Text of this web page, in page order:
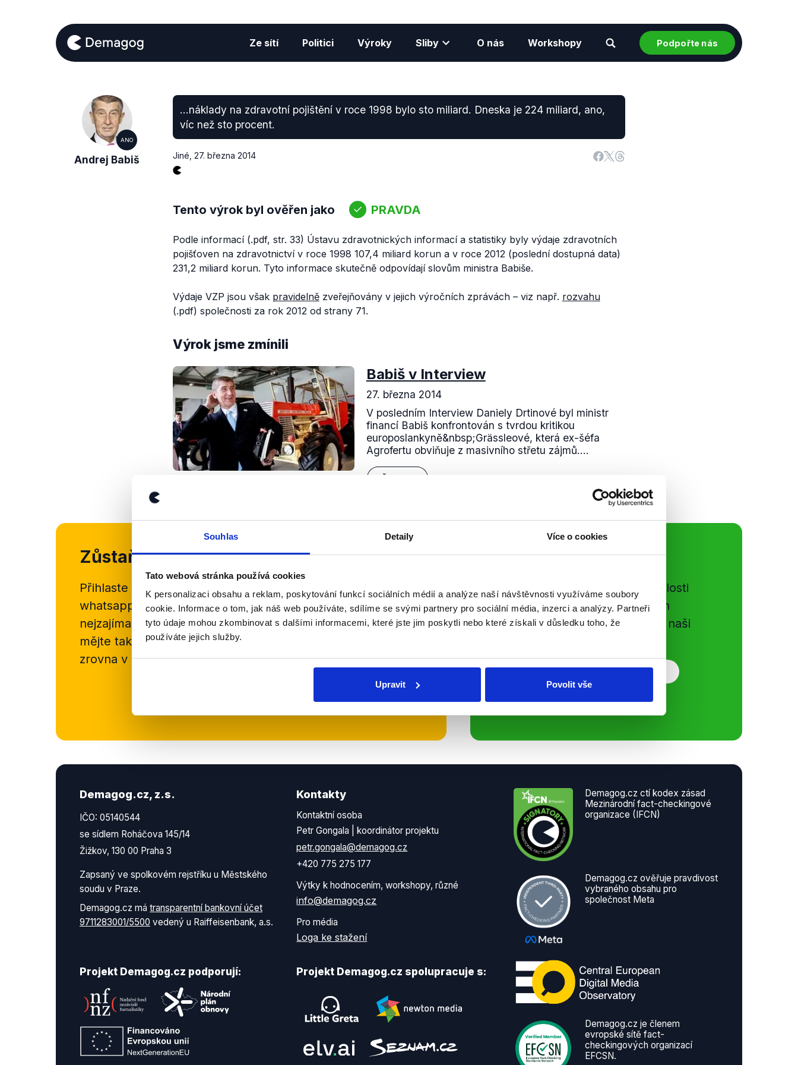
Souhlas Detaily Více o cookies
Tato webová stránka používá cookies
K personalizaci obsahu a reklam, poskytování funkcí sociálních médií a analýze naší návštěvnosti využíváme soubory
cookie. Informace o tom, jak náš web používáte, sdílíme se svými partnery pro sociální média, inzerci a analýzy. Partneři
tyto údaje mohou zkombinovat s dalšími informacemi, které jste jim poskytli nebo které získali v důsledku toho, že
používáte jejich služby.
Upravit Povolit vše
Ze sítí Politici Výroky Sliby O nás Workshopy Podpořte nás
ANO
Andrej Babiš
...náklady na zdravotní pojištění v roce 1998 bylo sto miliard. Dneska je 224 miliard, ano,
víc než sto procent.
Jiné 27. března 2014
Tento výrok byl ověřen jako PRAVDA
Podle informací (.pdf, str. 33) Ústavu zdravotnických informací a statistiky byly výdaje zdravotních
pojišťoven na zdravotnictví v roce 1998 107,4 miliard korun a v roce 2012 (poslední dostupná data)
231,2 miliard korun. Tyto informace skutečně odpovídají slovům ministra Babiše.
Výdaje VZP jsou však pravidelnězveřejňovány v jejich výročních zprávách – viz např. rozvahu
(.pdf) společnosti za rok 2012 od strany 71.
Výrok jsme zmínili
Babiš v Interview
27. března 2014
V posledním Interview Daniely Drtinové byl ministr
financí Babiš konfrontován s tvrdou kritikou
europoslankyně&nbsp;Grässleové, která ex-šéfa
Agrofertu obviňuje z masivního střetu zájmů....
Číst dál
Zůstaňme v kontaktu
Přihlaste se k odběru našeho
newsletteru nebo
whatsappového kanálu, kde pravidelně přinášíme shrnutí
nejzajímavějších článků a analýz. Začněte nás odebírat, a
mějte tak přehled o tom, jaké dezinformace a nepravdy se
zrovna v Česku šíří.
Sociální sítě
Nenechte si ujít nejnovější události
z Demagog.cz. Sdílením našich
příspěvků přátelům podpoříte naši
Demagog.cz, z.s.
IČO: 05140544
se sídlem Roháčova 145/14
Žižkov, 130 00 Praha 3
Zapsaný ve spolkovém rejstříku u Městského
soudu v Praze.
Demagog.cz má transparentní bankovní účet
9711283001/5500 vedený u Raiffeisenbank, a.s.
Kontakty
Kontaktní osoba
Petr Gongala | koordinátor projektu
petr.gongala@demagog.cz
+420 775 275 177
Výtky k hodnocením, workshopy, různé
info@demagog.cz
Pro média
Loga ke stažení
Projekt Demagog.cz podporují: Projekt Demagog.cz spolupracuje s:
Demagog.cz ctí kodex zásad
Mezinárodní fact-checkingové
organizace (IFCN)
Demagog.cz ověřuje pravdivost
vybraného obsahu pro
společnost Meta
Demagog.cz je členem
evropské sítě fact-
checkingových organizací
EFCSN.